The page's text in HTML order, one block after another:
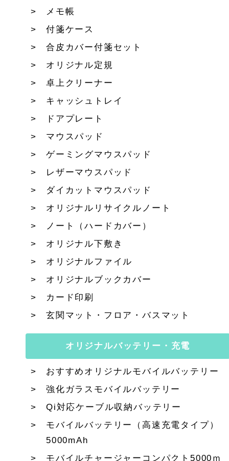
メモ帳
付箋ケース
合皮カバー付箋セット
オリジナル定規
卓上クリーナー
キャッシュトレイ
ドアプレート
マウスパッド
ゲーミングマウスパッド
レザーマウスパッド
ダイカットマウスパッド
オリジナルリサイクルノート
ノート（ハードカバー）
オリジナル下敷き
オリジナルファイル
オリジナルブックカバー
カード印刷
玄関マット・フロア・バスマット
オリジナルバッテリー・充電
おすすめオリジナルモバイルバッテリー
強化ガラスモバイルバッテリー
Qi対応ケーブル収納バッテリー
モバイルバッテリー（高速充電タイプ）
5000mAh
モバイルチャージャーコンパクト5000ｍ